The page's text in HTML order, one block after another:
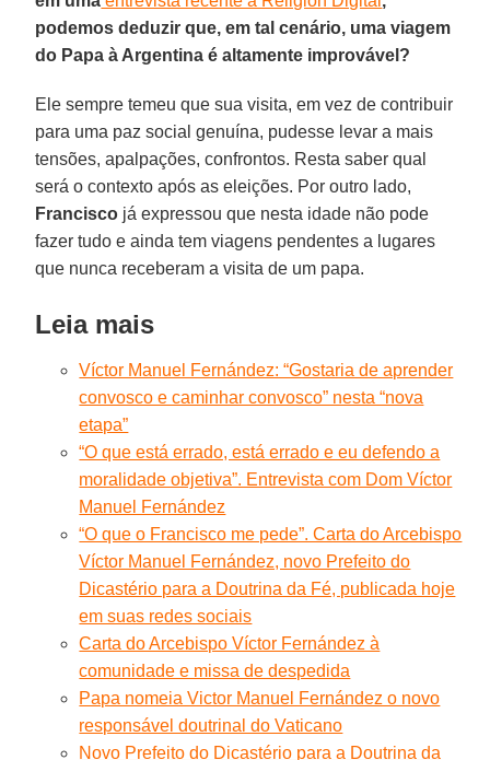
podemos deduzir que, em tal cenário, uma viagem
do Papa à Argentina é altamente improvável?
Ele sempre temeu que sua visita, em vez de contribuir
para uma paz social genuína, pudesse levar a mais
tensões, apalpações, confrontos. Resta saber qual
será o contexto após as eleições. Por outro lado,
Francisco já expressou que nesta idade não pode
fazer tudo e ainda tem viagens pendentes a lugares
que nunca receberam a visita de um papa.
Leia mais
Víctor Manuel Fernández: “Gostaria de aprender
convosco e caminhar convosco” nesta “nova
etapa”
“O que está errado, está errado e eu defendo a
moralidade objetiva”. Entrevista com Dom Víctor
Manuel Fernández
“O que o Francisco me pede”. Carta do Arcebispo
Víctor Manuel Fernández, novo Prefeito do
Dicastério para a Doutrina da Fé, publicada hoje
em suas redes sociais
Carta do Arcebispo Víctor Fernández à
comunidade e missa de despedida
Papa nomeia Victor Manuel Fernández o novo
responsável doutrinal do Vaticano
Novo Prefeito do Dicastério para a Doutrina da